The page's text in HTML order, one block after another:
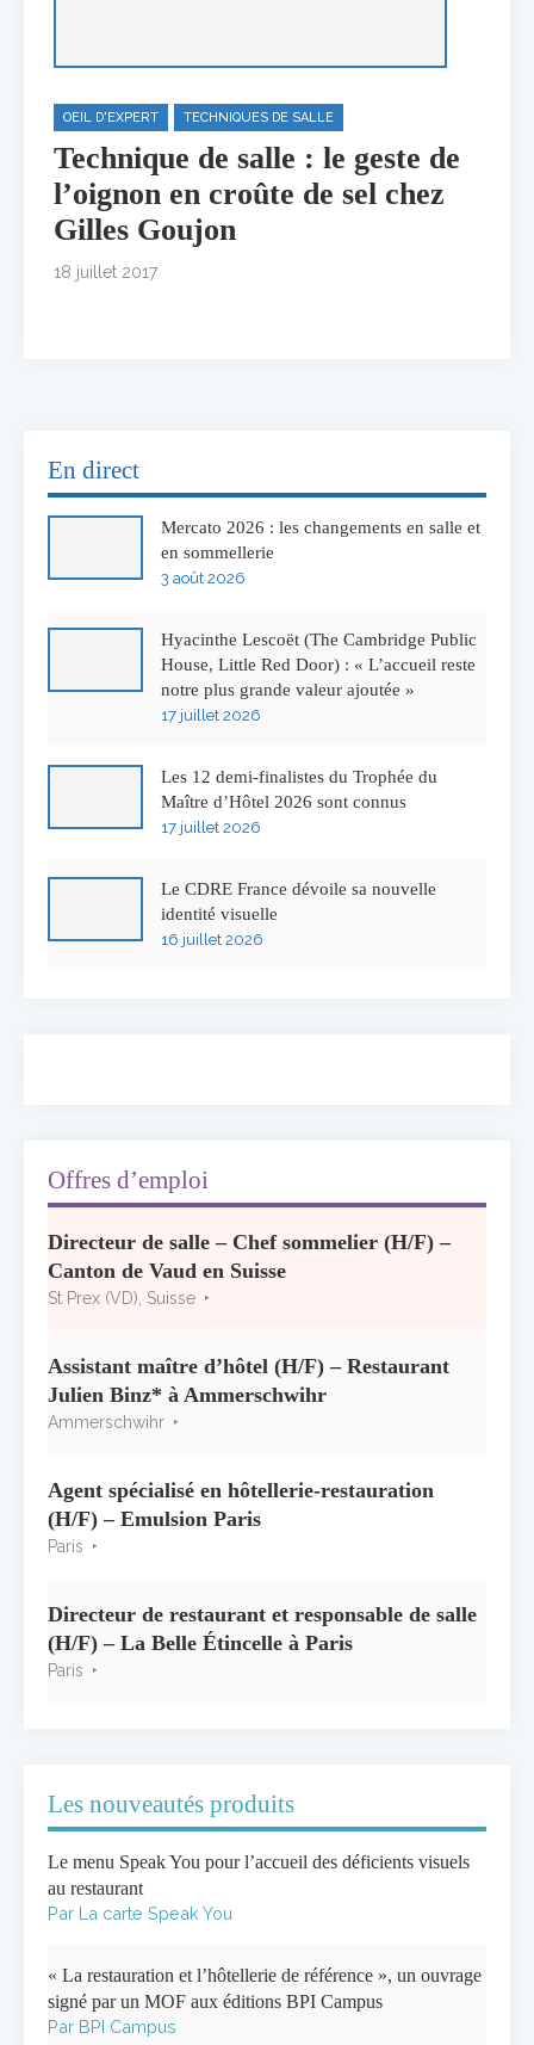
OEIL D'EXPERT TECHNIQUES DE SALLE
Technique de salle : le geste de
l’oignon en croûte de sel chez
Gilles Goujon
18 juillet 2017
En direct
Mercato 2026 : les changements en salle et
en sommellerie
3 août 2026
Hyacinthe Lescoët (The Cambridge Public
House, Little Red Door) : « L’accueil reste
notre plus grande valeur ajoutée »
17 juillet 2026
Les 12 demi-finalistes du Trophée du
Maître d’Hôtel 2026 sont connus
17 juillet 2026
Le CDRE France dévoile sa nouvelle
identité visuelle
16 juillet 2026
sélection consacrée à la Bourgogne
7 juillet 2026
40 ans chez Georges Blanc
3 juillet 2026
Offres d’emploi
Directeur de salle – Chef sommelier (H/F) –
Canton de Vaud en Suisse
St Prex (VD), Suisse
Assistant maître d’hôtel (H/F) – Restaurant
Julien Binz* à Ammerschwihr
Ammerschwihr
Agent spécialisé en hôtellerie-restauration
(H/F) – Emulsion Paris
Paris
Directeur de restaurant et responsable de salle
(H/F) – La Belle Étincelle à Paris
Paris
Les nouveautés produits
Le menu Speak You pour l’accueil des déficients visuels
au restaurant
Par La carte Speak You
« La restauration et l’hôtellerie de référence », un ouvrage
signé par un MOF aux éditions BPI Campus
Par BPI Campus